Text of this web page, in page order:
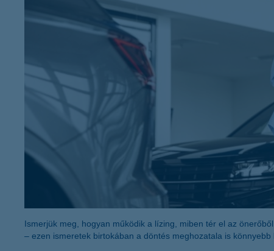
K&H fészek
K&H
K&H
Ismerjük meg, hogyan működik a lízing, miben tér el az
– ezen ismeretek birtokában a döntés meghozatala is könnyebb